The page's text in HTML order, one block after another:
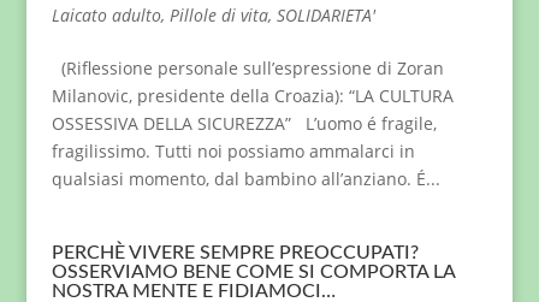
Laicato adulto, Pillole di vita, SOLIDARIETA'
(Riflessione personale sull’espressione di Zoran
Milanovic, presidente della Croazia): “LA CULTURA
OSSESSIVA DELLA SICUREZZA” L’uomo é fragile,
fragilissimo. Tutti noi possiamo ammalarci in
qualsiasi momento, dal bambino all’anziano. É...
PERCHÈ VIVERE SEMPRE PREOCCUPATI?
OSSERVIAMO BENE COME SI COMPORTA LA
NOSTRA MENTE E FIDIAMOCI…